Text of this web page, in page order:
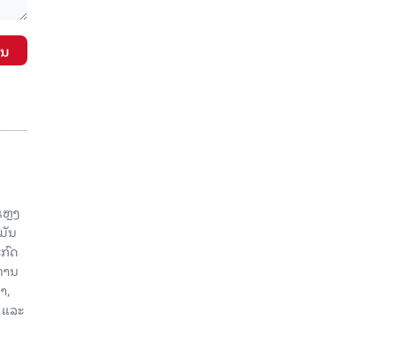
ງ
ນ
ດ
ນ
,
ລະ